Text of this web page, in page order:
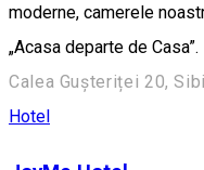
moderne, camerele
„Acasa departe de Casa”.
Calea Gușteriței 20,
Hotel